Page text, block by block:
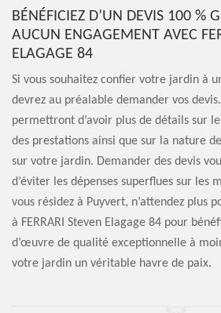
BÉNÉFICIEZ D’UN DEVIS 100 %
AUCUN ENGAGEMENT AVEC
ELAGAGE 84
Si vous souhaitez confier votre jardin à
devrez au préalable demander vos
permettront d’avoir plus de détails sur
des prestations ainsi que sur la nature
sur votre jardin. Demander des devis
d’éviter les dépenses superflues sur les
vous résidez à Puyvert, n’attendez plus
à FERRARI Steven Elagage 84 pour
d’œuvre de qualité exceptionnelle à
votre jardin un véritable havre de paix.